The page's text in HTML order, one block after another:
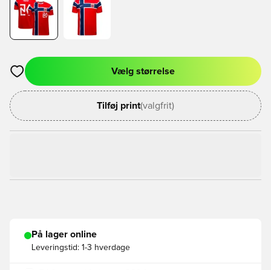
Åbner en Modal til at logge ind eller tilmelde dig som medlem
Vælg størrelse
Tilføj print(valgfrit)
På lager online
Leveringstid: 1-3 hverdage